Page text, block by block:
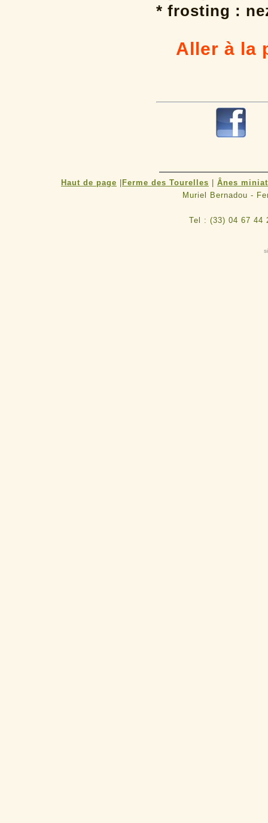
* frosting :
Aller à la
Haut de page Ferme des Tourelles
Ânes
Muriel Bernadou -
Tel : (33) 04 67 44